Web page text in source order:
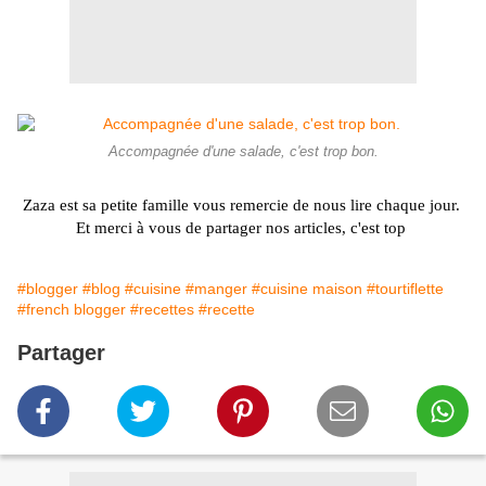
Accompagnée d'une salade, c'est trop bon.
Zaza est sa petite famille vous remercie de nous lire chaque jour.
Et merci à vous de partager nos articles, c'est top
#blogger #blog #cuisine #manger #cuisine maison #tourtiflette
#french blogger #recettes #recette
Partager